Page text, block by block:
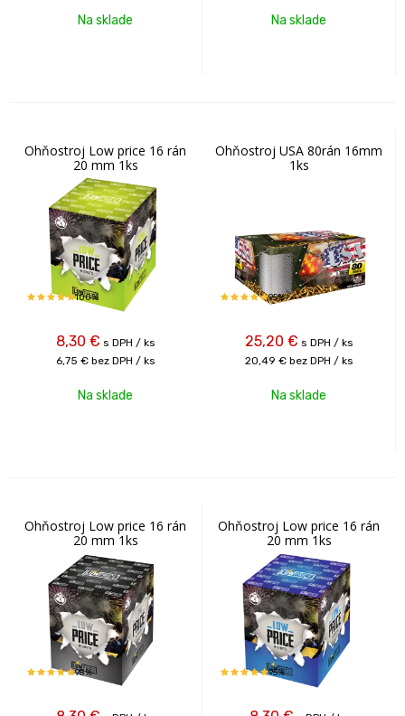
Na sklade Na sklade
Ohňostroj Low price 16 rán
20 mm 1ks
100%
8,30 € s DPH / ks
6,75 € bez DPH / ks
Na sklade
Ohňostroj USA 80rán 16mm
1ks
95%
25,20 € s DPH / ks
20,49 € bez DPH / ks
Na sklade
Ohňostroj Low price 16 rán
20 mm 1ks
98%
Ohňostroj Low price 16 rán
20 mm 1ks
95%